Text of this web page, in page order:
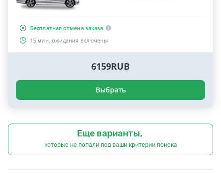
Бесплатная отмена заказа
15 мин. ожидания включены
6159RUB
Выбрать
Еще варианты,
которые не попали под ваши критерии поиска